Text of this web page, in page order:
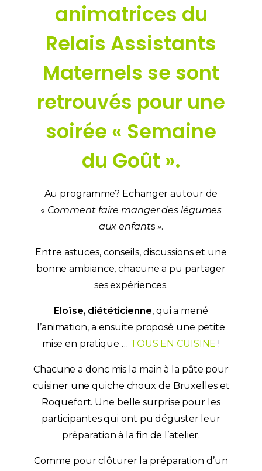
animatrices du
Relais Assistants
Maternels se sont
retrouvés pour une
soirée « Semaine
du Goût ».
Au programme? Echanger autour de
« Comment faire manger des légumes
aux enfants ».
Entre astuces, conseils, discussions et une
bonne ambiance, chacune a pu partager
ses expériences.
Eloïse, diététicienne, qui a mené
l’animation, a ensuite proposé une petite
mise en pratique … TOUS EN CUISINE !
Chacune a donc mis la main à la pâte pour
cuisiner une quiche choux de Bruxelles et
Roquefort. Une belle surprise pour les
participantes qui ont pu déguster leur
préparation à la fin de l’atelier.
Comme pour clôturer la préparation d’un